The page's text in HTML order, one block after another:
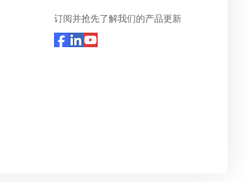
订阅并抢先了解我们的产品更新